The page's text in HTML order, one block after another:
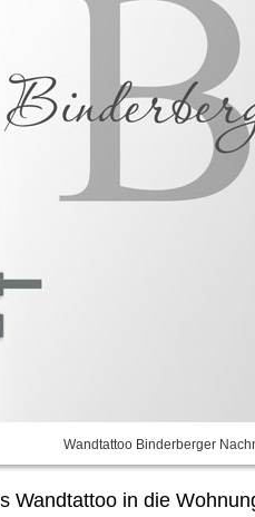
Wandtattoo Binderberger
in die